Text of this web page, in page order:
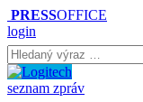
PRESSOFFICE
login
seznam zpráv